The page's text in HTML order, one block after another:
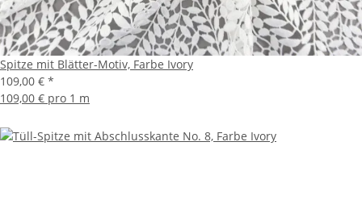
Spitze mit Blätter-Motiv, Farbe Ivory
109,00 € *
109,00 € pro 1 m